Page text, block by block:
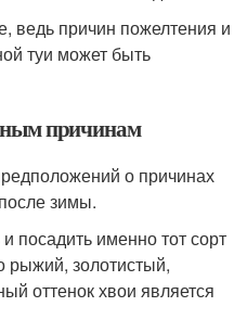
ведь причин пожелтения и
туи может быть
причинам
о причинах
зимы.
посадить именно тот сорт
рыжий, золотистый,
оттенок хвои является